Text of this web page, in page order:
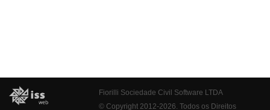
Fiorilli Sociedade Civil Software LTDA
© Copyright 2012-2026. Todos os Direitos